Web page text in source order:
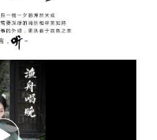
播
放